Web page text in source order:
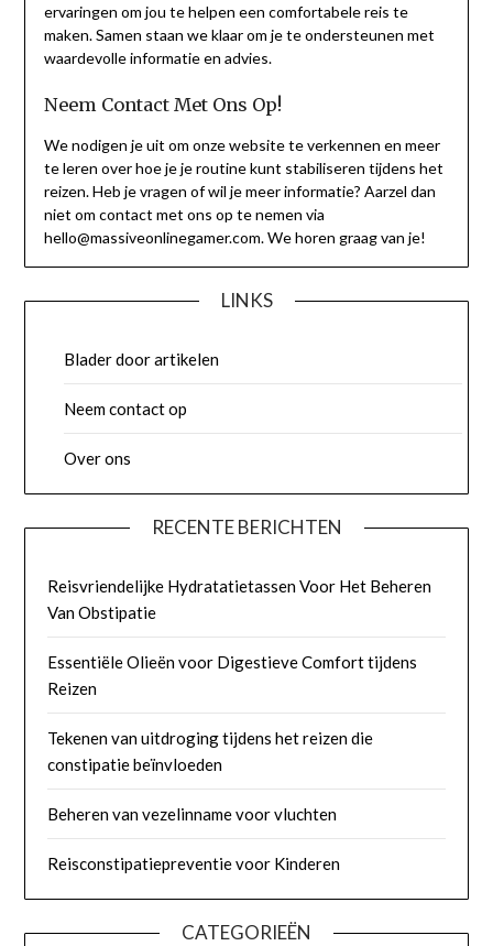
ervaringen om jou te helpen een comfortabele reis te
maken. Samen staan we klaar om je te ondersteunen met
waardevolle informatie en advies.
Neem Contact Met Ons Op!
We nodigen je uit om onze website te verkennen en meer
te leren over hoe je je routine kunt stabiliseren tijdens het
reizen. Heb je vragen of wil je meer informatie? Aarzel dan
niet om contact met ons op te nemen via
hello@massiveonlinegamer.com. We horen graag van je!
LINKS
Blader door artikelen
Neem contact op
Over ons
RECENTE BERICHTEN
Reisvriendelijke Hydratatietassen Voor Het Beheren
Van Obstipatie
Essentiële Olieën voor Digestieve Comfort tijdens
Reizen
Tekenen van uitdroging tijdens het reizen die
constipatie beïnvloeden
Beheren van vezelinname voor vluchten
Reisconstipatiepreventie voor Kinderen
CATEGORIEËN